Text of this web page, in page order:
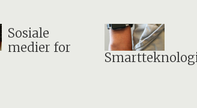
Sosiale
medier for